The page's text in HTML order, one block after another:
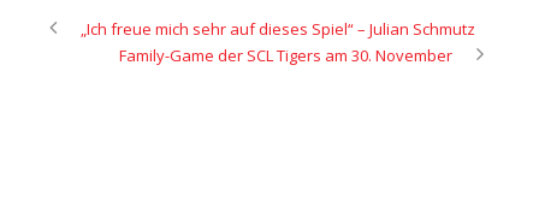
„Ich freue mich sehr auf dieses Spiel“ – Julian Schmutz
Family-Game der SCL Tigers am 30. November